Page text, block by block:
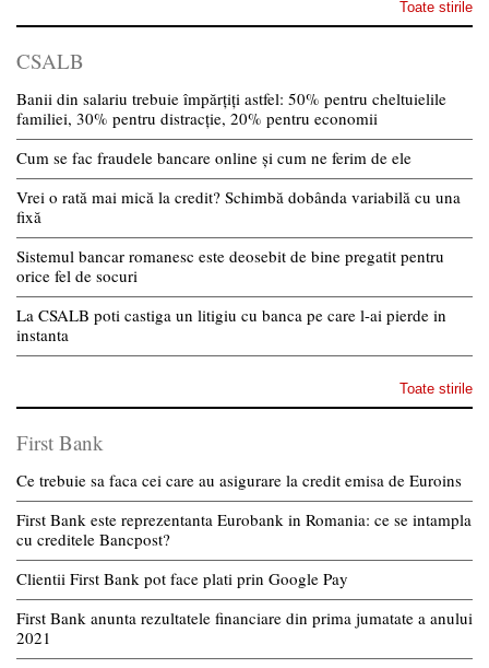
Toate stirile
CSALB
Banii din salariu trebuie împărțiți astfel: 50% pentru cheltuielile
familiei, 30% pentru distracție, 20% pentru economii
Cum se fac fraudele bancare online și cum ne ferim de ele
Vrei o rată mai mică la credit? Schimbă dobânda variabilă cu una
fixă
Sistemul bancar romanesc este deosebit de bine pregatit pentru
orice fel de socuri
La CSALB poti castiga un litigiu cu banca pe care l-ai pierde in
instanta
Toate stirile
First Bank
Ce trebuie sa faca cei care au asigurare la credit emisa de Euroins
First Bank este reprezentanta Eurobank in Romania: ce se intampla
cu creditele Bancpost?
Clientii First Bank pot face plati prin Google Pay
First Bank anunta rezultatele financiare din prima jumatate a anului
2021